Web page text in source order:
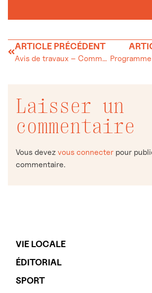
VIE LOCALE
ÉDITORIAL
SPORT
ARTICLE PRÉCÉDENT
Avis de travaux – Commune du Chenit
Laisser un
commentaire
Vous devez vous connecter pour
commentaire.